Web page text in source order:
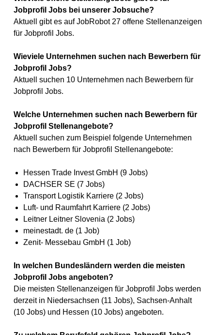
Jobprofil Jobs bei unserer Jobsuche?
Aktuell gibt es auf JobRobot 27 offene Stellenanzeigen
für Jobprofil Jobs.
Wieviele Unternehmen suchen nach Bewerbern für
Jobprofil Jobs?
Aktuell suchen 10 Unternehmen nach Bewerbern für
Jobprofil Jobs.
Welche Unternehmen suchen nach Bewerbern für
Jobprofil Stellenangebote?
Aktuell suchen zum Beispiel folgende Unternehmen
nach Bewerbern für Jobprofil Stellenangebote:
Hessen Trade Invest GmbH (9 Jobs)
DACHSER SE (7 Jobs)
Transport Logistik Karriere (2 Jobs)
Luft- und Raumfahrt Karriere (2 Jobs)
Leitner Leitner Slovenia (2 Jobs)
meinestadt. de (1 Job)
Zenit- Messebau GmbH (1 Job)
In welchen Bundesländern werden die meisten
Jobprofil Jobs angeboten?
Die meisten Stellenanzeigen für Jobprofil Jobs werden
derzeit in Niedersachsen (11 Jobs), Sachsen-Anhalt
(10 Jobs) und Hessen (10 Jobs) angeboten.